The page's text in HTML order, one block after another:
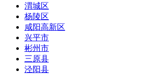
渭城区
杨陵区
咸阳高新区
兴平市
彬州市
三原县
泾阳县